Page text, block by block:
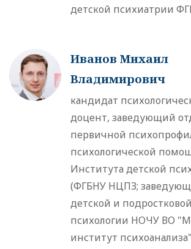
детской психиатрии
Иванов Михаил
Владимирович
кандидат
доцент, заведующий
первичной
психологической
Института детской
(ФГБНУ НЦПЗ;
детской и
психологии НОЧУ ВО
институт психоанализа"